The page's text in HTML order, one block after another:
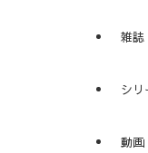
雑誌
シリ
動画